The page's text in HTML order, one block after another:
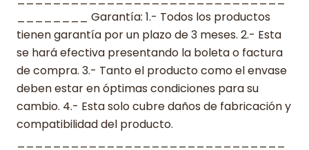
________ Garantía: 1.- Todos los productos
tienen garantía por un plazo de 3 meses. 2.- Esta
se hará efectiva presentando la boleta o factura
de compra. 3.- Tanto el producto como el envase
deben estar en óptimas condiciones para su
cambio. 4.- Esta solo cubre daños de fabricación y
compatibilidad del producto.